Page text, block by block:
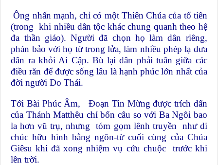
Ông nhấn mạnh, chỉ có một Thiên Chúa của tổ tiên
(trong khi nhiều dân tộc khác chung quanh theo hệ
đa thần giáo). Người đã chọn họ làm dân riêng,
phán bảo với họ từ trong lửa, làm nhiều phép lạ đưa
dân ra khỏi Ai Cập. Bù lại dân phải tuân giữa các
điều răn để được sống lâu là hạnh phúc lớn nhất của
đời người Do Thái.
Tới Bài Phúc Âm, Đoạn Tin Mừng được trích dẩn
của Thánh Matthêu chỉ bốn câu so với Ba Ngôi bao
la hơn vũ trụ, nhưng tóm gọm lênh truyền như di
chúc hữu hình bằng ngôn-từ cuối cùng của Chúa
Giêsu khi đã xong nhiệm vụ cứu chuộc trước khi
lên trời.